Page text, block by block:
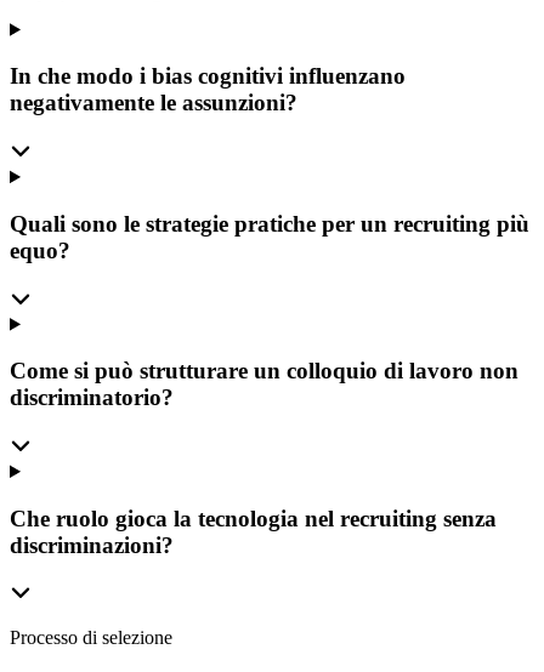
In che modo i bias cognitivi influenzano
negativamente le assunzioni?
Quali sono le strategie pratiche per un recruiting più
equo?
Come si può strutturare un colloquio di lavoro non
discriminatorio?
Che ruolo gioca la tecnologia nel recruiting senza
discriminazioni?
Processo di selezione